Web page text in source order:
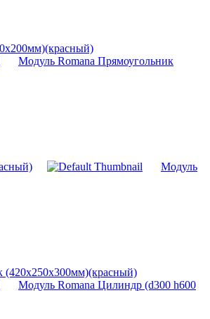
Модуль Romana Прямоугольник
Модуль
(420х250х300мм)(красный)
Модуль Romana Цилиндр (d300 h600